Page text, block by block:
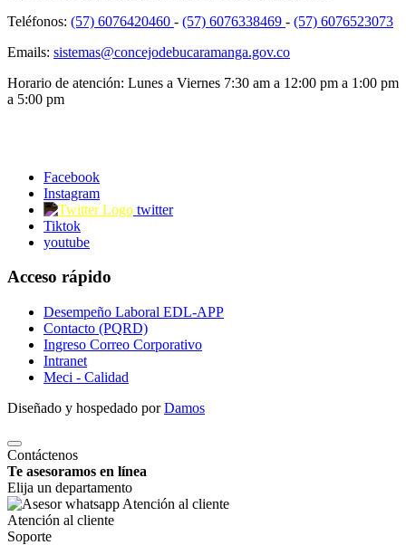
Teléfonos: (57) 6076420460 - (57) 6076338469 - (57) 6076523073
Emails: sistemas@concejodebucaramanga.gov.co
Horario de atención: Lunes a Viernes 7:30 am a 12:00 pm a 1:00 pm
a 5:00 pm
Facebook
Instagram
twitter
Tiktok
youtube
Acceso rápido
Desempeño Laboral EDL-APP
Contacto (PQRD)
Ingreso Correo Corporativo
Intranet
Meci - Calidad
Diseñado y hospedado porDamos
Contáctenos
Te asesoramos en línea
Elija un departamento
Atención al cliente
Soporte